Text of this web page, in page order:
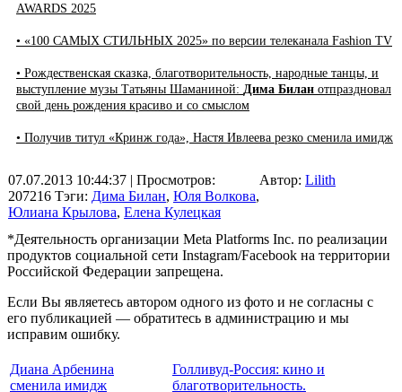
AWARDS 2025
• «100 САМЫХ СТИЛЬНЫХ 2025» по версии телеканала Fashion TV
• Рождественская сказка, благотворительность, народные танцы, и
выступление музы Татьяны Шаманиной: Дима Билан отпраздновал
свой день рождения красиво и со смыслом
• Получив титул «Кринж года», Настя Ивлеева резко сменила имидж
07.07.2013 10:44:37 | Просмотров:
207216 Тэги: Дима Билан, Юля Волкова,
Юлиана Крылова, Елена Кулецкая
Автор: Lilith
*Деятельность организации Meta Platforms Inc. по реализации
продуктов социальной сети Instagram/Facebook на территории
Российской Федерации запрещена.
Если Вы являетесь автором одного из фото и не согласны с
его публикацией — обратитесь в администрацию и мы
исправим ошибку.
Диана Арбенина
сменила имидж
Голливуд-Россия: кино и
благотворительность.